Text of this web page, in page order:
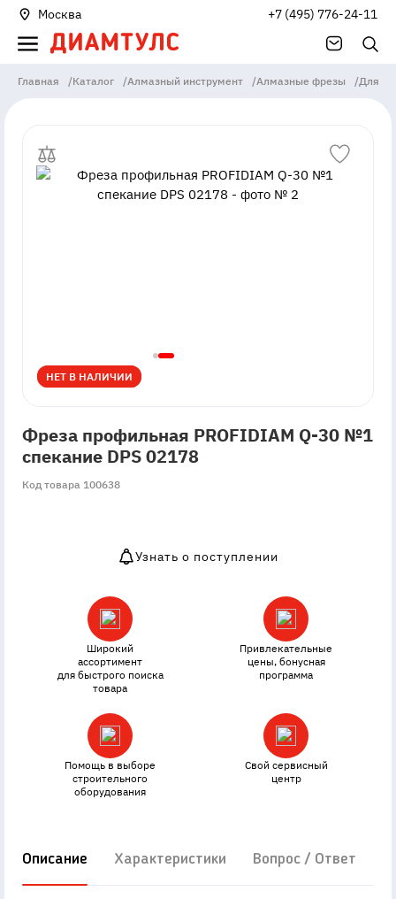
Москва +7 (495) 776-24-11
Главная /Каталог /Алмазный инструмент /Алмазные фрезы /Для
НЕТ В НАЛИЧИИ
НЕТ В НАЛИЧИИ
Фреза профильная PROFIDIAM Q-30 №1
спекание DPS 02178
Код товара 100638
Узнать о поступлении
Широкий
ассортимент
для быстрого поиска
товара
Привлекательные
цены, бонусная
программа
Помощь в выборе
строительного
оборудования
Свой сервисный
центр
Описание Характеристики Вопрос / Ответ